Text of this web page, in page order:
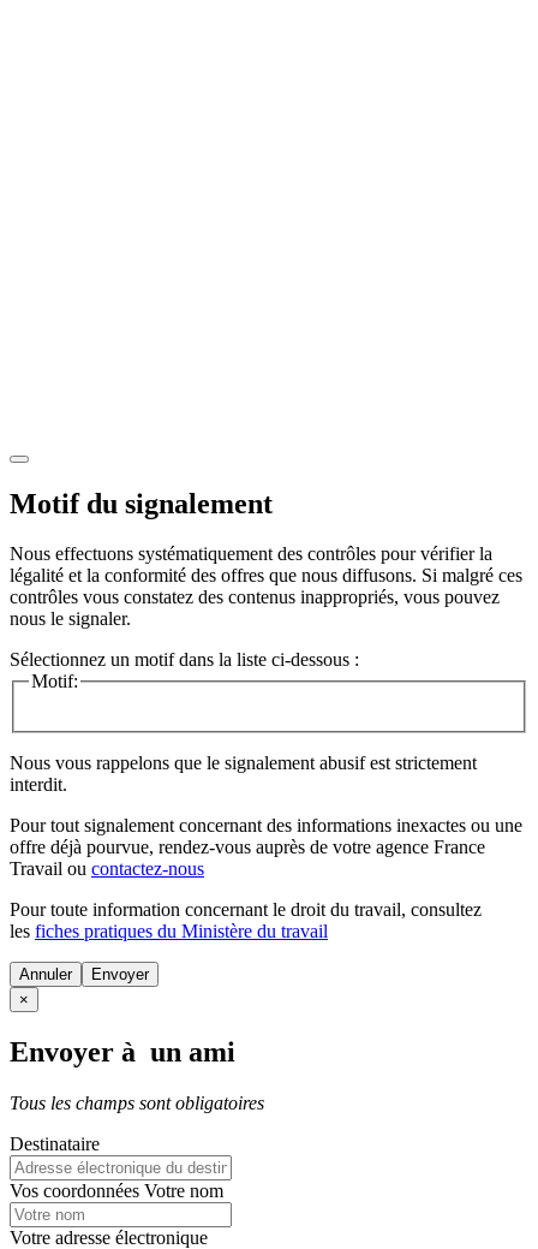
Motif du signalement
Nous effectuons systématiquement des contrôles pour vérifier la
légalité et la conformité des offres que nous diffusons. Si malgré ces
contrôles vous constatez des contenus inappropriés, vous pouvez
nous le signaler.
Sélectionnez un motif dans la liste ci-dessous :
Motif:
Nous vous rappelons que le signalement abusif est strictement
interdit.
Pour tout signalement concernant des informations inexactes ou une
offre déjà pourvue, rendez-vous auprès de votre agence France
Travail ou contactez-nous
Pour toute information concernant le droit du travail, consultez
les fiches pratiques du Ministère du travail
Annuler
×
Envoyer à un ami
Tous les champs sont obligatoires
Destinataire
Vos coordonnées Votre nom
Votre adresse électronique